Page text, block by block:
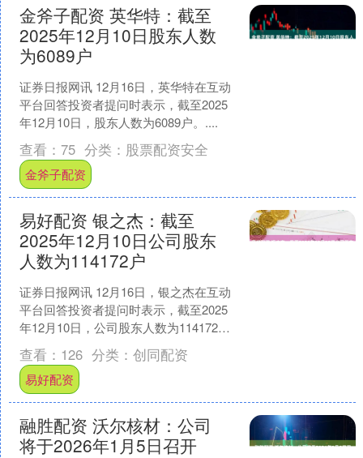
金斧子配资 英华特：截至
2025年12月10日股东人数
为6089户
证券日报网讯 12月16日，英华特在互动
平台回答投资者提问时表示，截至2025
年12月10日，股东人数为6089户。....
查看： 75 分类： 股票配资安全
金斧子配资
易好配资 银之杰：截至
2025年12月10日公司股东
人数为114172户
证券日报网讯 12月16日，银之杰在互动
平台回答投资者提问时表示，截至2025
年12月10日，公司股东人数为114172
户。....
查看： 126 分类： 创同配资
易好配资
融胜配资 沃尔核材：公司
将于2026年1月5日召开